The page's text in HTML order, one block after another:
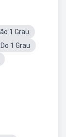
1 Grau
1 Grau